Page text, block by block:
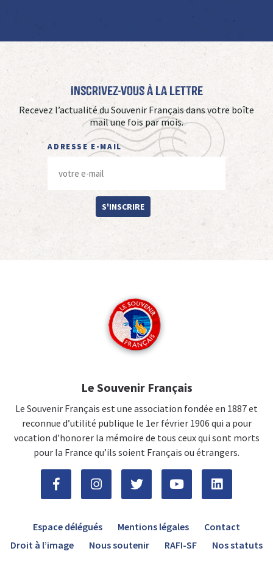
Inscrivez-vous à La Lettre
Recevez l’actualité du Souvenir Français dans votre boîte
mail une fois par mois.
ADRESSE E-MAIL
S'INSCRIRE
Le Souvenir Français
Le Souvenir Français est une association fondée en 1887 et
reconnue d’utilité publique le 1er février 1906 qui a pour
vocation d'honorer la mémoire de tous ceux qui sont morts
pour la France qu’ils soient Français ou étrangers.
Espace délégués Mentions légales
Contact
Droit à l’image
Nous soutenir RAFI-SF Nos statuts